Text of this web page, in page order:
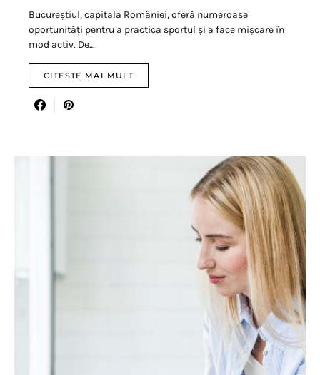
Bucureștiul, capitala României, oferă numeroase
oportunități pentru a practica sportul și a face mișcare în
mod activ. De…
CITESTE MAI MULT